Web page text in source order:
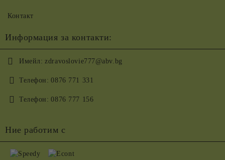
Контакт
Информация за контакти:
Имейл: zdravoslovie777@abv.bg
Телефон: 0876 771 331
Телефон: 0876 777 156
Ние работим с